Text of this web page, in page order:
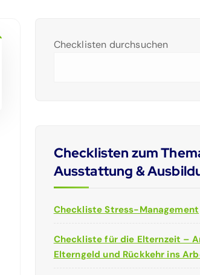
Checklisten durchsuchen
Checklisten zum
Ausstattung &
Checkliste Stress-Management
Checkliste für die Elternzeit –
Elterngeld und Rückkehr ins